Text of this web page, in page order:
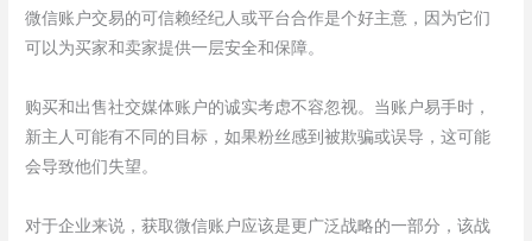
微信账户交易的可信赖经纪人或平台合作是个好主意，因为它们
可以为买家和卖家提供一层安全和保障。
购买和出售社交媒体账户的诚实考虑不容忽视。当账户易手时，
新主人可能有不同的目标，如果粉丝感到被欺骗或误导，这可能
会导致他们失望。
对于企业来说，获取微信账户应该是更广泛战略的一部分，该战